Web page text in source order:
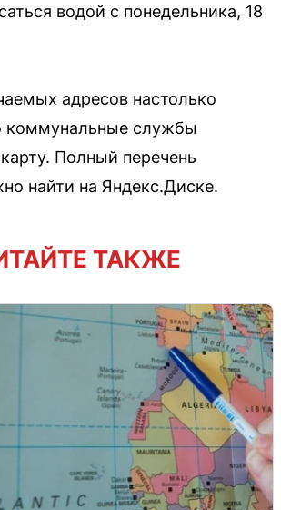
водой с понедельника, 18
адресов настолько
коммунальные службы
Полный перечень
найти на Яндекс.Диске.
ТАКЖЕ